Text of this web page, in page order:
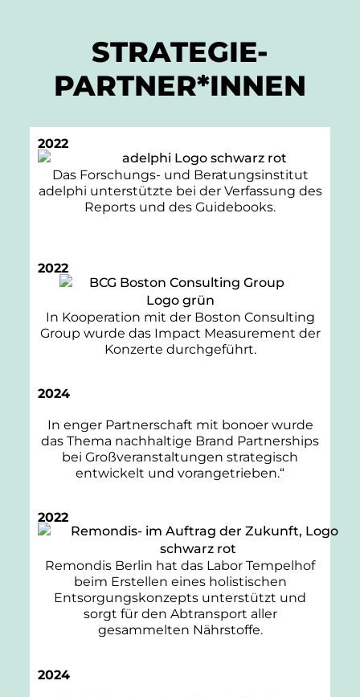
STRATEGIE-
PARTNER*INNEN
2022
Das Forschungs- und Beratungsinstitut
adelphi unterstützte bei der Verfassung des
Reports und des Guidebooks.
2022
In Kooperation mit der Boston Consulting
Group wurde das Impact Measurement der
Konzerte durchgeführt.
2024
In enger Partnerschaft mit bonoer wurde
das Thema nachhaltige Brand Partnerships
bei Großveranstaltungen strategisch
entwickelt und vorangetrieben.“
2022
Remondis Berlin hat das Labor Tempelhof
beim Erstellen eines holistischen
Entsorgungskonzepts unterstützt und
sorgt für den Abtransport aller
gesammelten Nährstoffe.
2024